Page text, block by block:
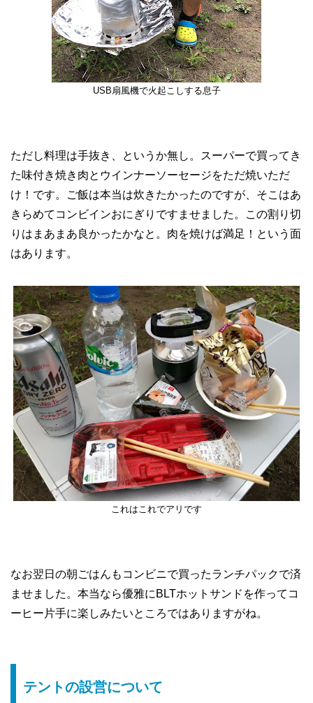
USB扇風機で火起こしする息子
ただし料理は手抜き、というか無し。スーパーで買ってき
た味付き焼き肉とウインナーソーセージをただ焼いただ
け！です。ご飯は本当は炊きたかったのですが、そこはあ
きらめてコンビインおにぎりですませました。この割り切
りはまあまあ良かったかなと。肉を焼けば満足！という面
はあります。
これはこれでアリです
なお翌日の朝ごはんもコンビニで買ったランチパックで済
ませました。本当なら優雅にBLTホットサンドを作ってコ
ーヒー片手に楽しみたいところではありますがね。
テントの設営について